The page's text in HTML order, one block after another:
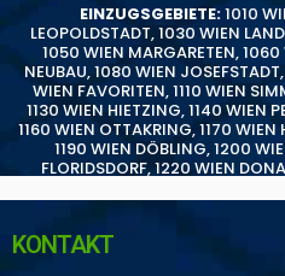
EINZUGSGEBIETE:1010
LEOPOLDSTADT,1030 WIEN
1050 WIEN MARGARETEN,1060
NEUBAU,1080 WIEN JOSEFSTADT,
WIEN FAVORITEN,1110 WIEN
1130 WIEN HIETZING,1140 WIEN
1160 WIEN OTTAKRING,1170 WIEN
1190 WIEN DÖBLING,1200
FLORIDSDORF,1220 WIEN
KONTAKT